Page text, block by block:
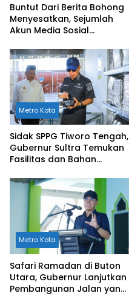
Buntut Dari Berita Bohong
Menyesatkan, Sejumlah
Akun Media Sosial
Metro Kota
Sidak SPPG Tiworo Tengah,
Gubernur Sultra Temukan
Fasilitas dan Bahan
Standar
Metro Kota
Safari Ramadan di Buton
Utara, Gubernur Lanjutkan
Pembangunan Jalan yang